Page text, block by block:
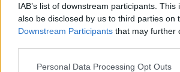
IAB’s list of downstream participants.
also be disclosed by us to third parties on
Downstream Participants that may further
Personal Data Processing Opt Outs